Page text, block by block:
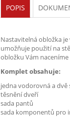
POPIS
Nastavitelná obložka
umožňuje použití na
obložku Vám
Komplet obsahuje:
jedna vodorovná a dvě
těsnění dveří
sada pantů
sada komponentů pro